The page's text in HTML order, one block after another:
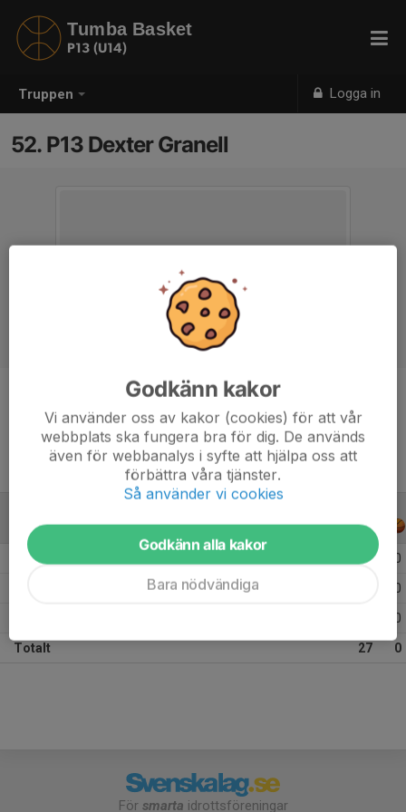
Truppen Logga in
Tumba Basket
P13 (U14)
52. P13 Dexter Granell
ALLA SERIER ALLA ÅR
Säsongen 25/26 13 0
0
0
Totalt 27 0
För smarta idrottsföreningar
Godkänn kakor
Vi använder oss av kakor (cookies) för att vår
webbplats ska fungera bra för dig. De används
även för webbanalys i syfte att hjälpa oss att
förbättra våra tjänster.
Så använder vi cookies
Godkänn alla kakor
Bara nödvändiga